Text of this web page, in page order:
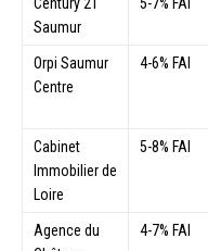
Saumur
Orpi Saumur
Centre
4-6% FAI
Cabinet
Immobilier de
Loire
5-8% FAI
Agence du
4-7% FAI